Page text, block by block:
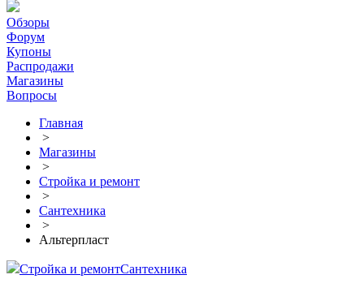
Обзоры
Форум
Купоны
Распродажи
Магазины
Вопросы
Главная
>
Магазины
>
Стройка и ремонт
>
Сантехника
>
Альтерпласт
Стройка и ремонтСантехника